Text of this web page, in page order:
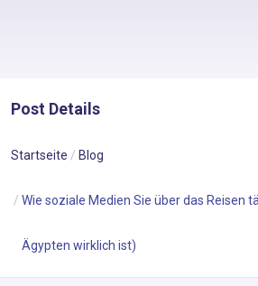
Post Details
Startseite Blog
Wie soziale Medien Sie über das Reisen
Ägypten wirklich ist)